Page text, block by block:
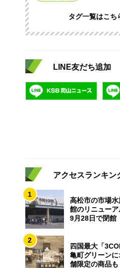
タグ一覧はこち
LINE友だち追加
アクセスランキン
1
高松市の市場
館のリニュー
9月28日で閉館
2
四国最大「
亀町グリーン
舗限定の商品